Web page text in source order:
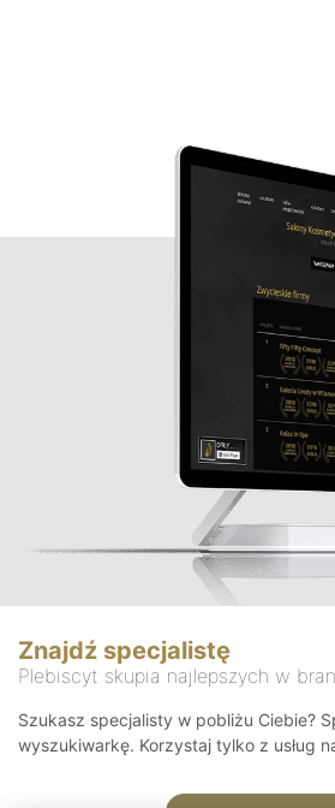
Znajdź specjalistę
Plebiscyt skupia najlepszych w
Szukasz specjalisty w pobliżu Ciebie?
wyszukiwarkę. Korzystaj tylko z usług